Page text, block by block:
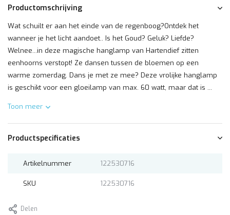
Productomschrijving
Wat schuilt er aan het einde van de regenboog?Ontdek het
wanneer je het licht aandoet.. Is het Goud? Geluk? Liefde?
Welnee...in deze magische hanglamp van Hartendief zitten
eenhoorns verstopt! Ze dansen tussen de bloemen op een
warme zomerdag. Dans je met ze mee? Deze vrolijke hanglamp
is geschikt voor een gloeilamp van max. 60 watt, maar dat is ...
Toon meer
Productspecificaties
Artikelnummer 122530716
SKU 122530716
Delen